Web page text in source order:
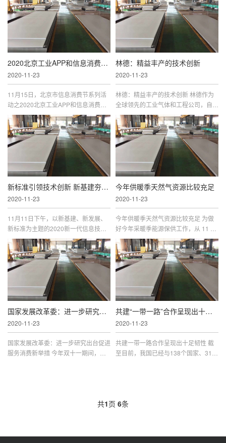
2020北京工业APP和信息消费创新大赛颁奖仪式暨工
2020-11-23
11月15日，北京市信息消费节系列活
动之2020北京工业APP和信息消费创
新大赛颁奖仪式暨工业互联网主题沙龙
成功举办。大赛由北京市经济和信息化
局、北京市商务局、石景山区人民政府
林德：精益丰产的技术创新
2020-11-23
林德：精益丰产的技术创新 林德作为
全球领先的工业气体和工程公司，自成
立之初便重视技术开发及应用，以技术
来驱动增长。目前，林德在全球 100
多个国家都有业务，全球销售额约
新标准引领技术创新 新基建夯实产业基础 2020新
2020-11-23
11月11日下午，以新基建、新发展、
新标准为主题的2020新一代信息技术
产业标准化论坛在深圳成功举办。作为
第二十二届中国国际高新技术成果交易
会首日重磅活动，论坛聚焦产业政策
今年供暖季天然气资源比较充足
2020-11-23
今年供暖季天然气资源比较充足 为做
好今年采暖季能源保供工作，从 11 月
1 日起，国家发展改革委会同各地区、
有关部门和主要保供企业，启动了冬季
保供日调度机制，针对今冬以来
国家发展改革委：进一步研究出台促进服务消费
2020-11-23
国家发展改革委：进一步研究出台促进
服务消费新举措 今年双十一期间，一
共建“一带一路”合作呈现出十足韧性
2020-11-23
共建一带一路合作呈现出十足韧性 截
至目前，我国已经与138个国家、31个
共1页 6条